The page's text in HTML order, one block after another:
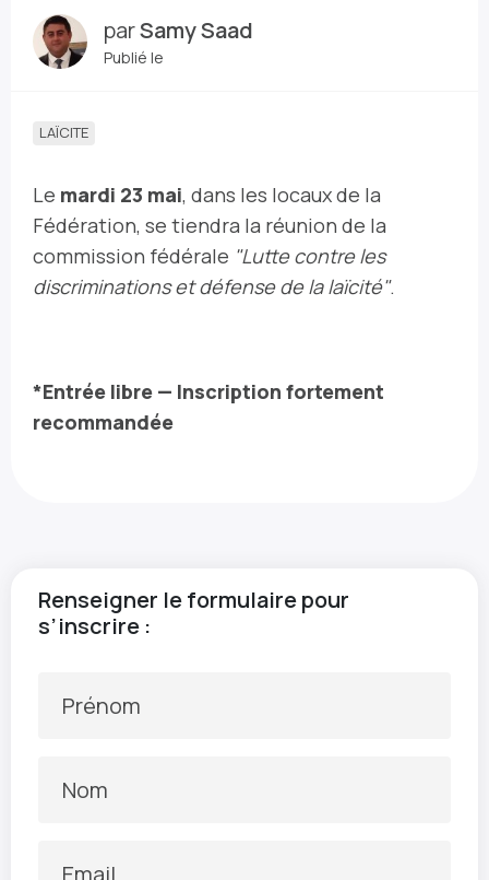
parSamy Saad
Publié le
LAÏCITE
Le mardi 23 mai, dans les locaux de la
Fédération, se tiendra la réunion de la
commission fédérale "Lutte contre les
discriminations et défense de la laïcité".
*Entrée libre — Inscription fortement
recommandée
Renseigner le formulaire pour
s’inscrire :
Prénom
Nom
Email